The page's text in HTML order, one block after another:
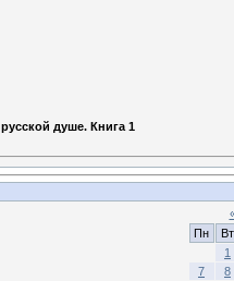
душе. Книга 1
Пн
Вт
1
7
8